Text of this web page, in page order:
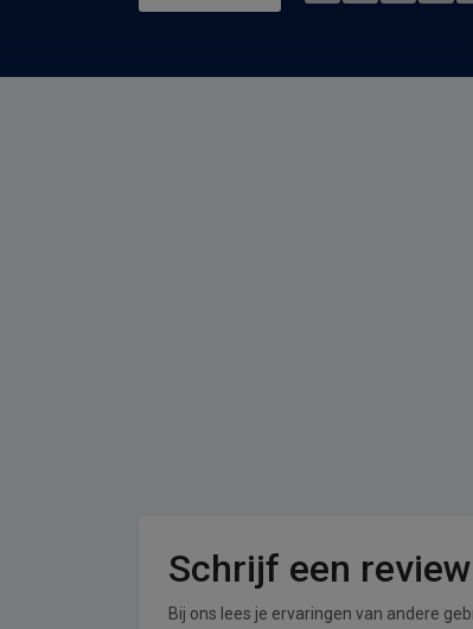
Schrijf een review
Bij ons lees je ervaringen van andere